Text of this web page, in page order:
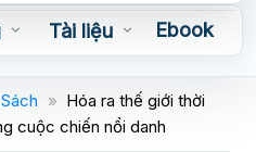
Tài liệu
Ebook
» Hóa ra thế giới thời
cuộc chiến nổi danh